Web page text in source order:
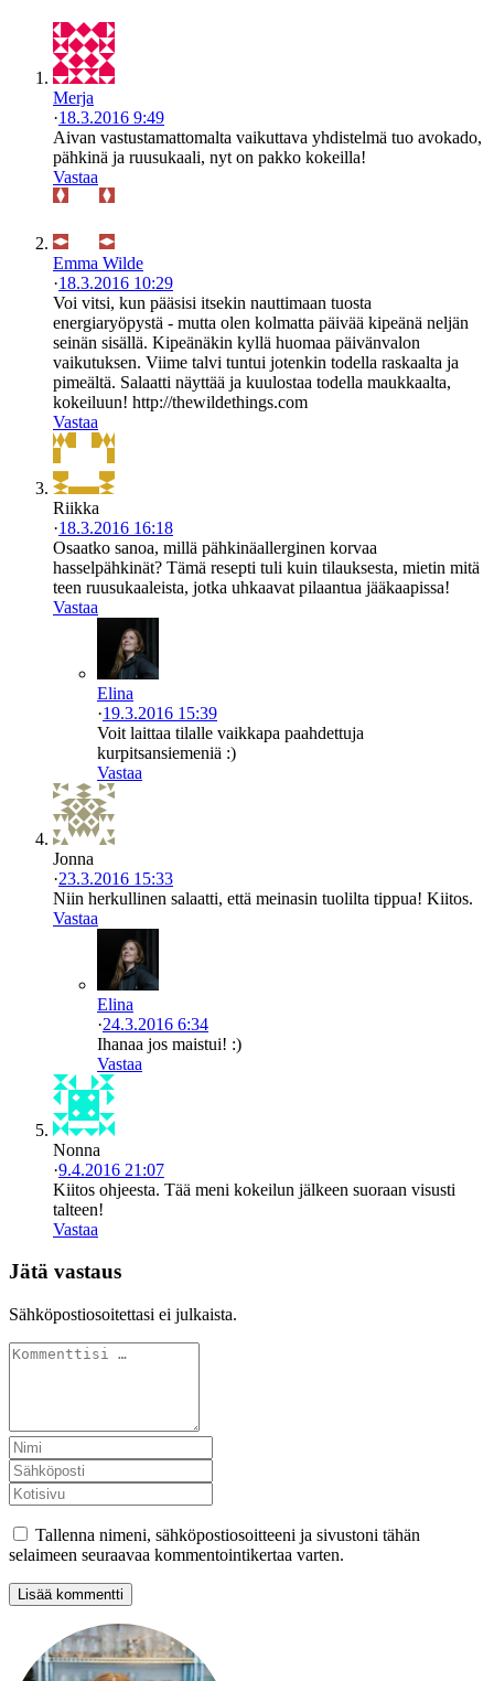
Merja
·18.3.2016 9:49
Aivan vastustamattomalta vaikuttava yhdistelmä tuo avokado,
pähkinä ja ruusukaali, nyt on pakko kokeilla!
Vastaa
Emma Wilde
·18.3.2016 10:29
Voi vitsi, kun pääsisi itsekin nauttimaan tuosta
energiaryöpystä - mutta olen kolmatta päivää kipeänä neljän
seinän sisällä. Kipeänäkin kyllä huomaa päivänvalon
vaikutuksen. Viime talvi tuntui jotenkin todella raskaalta ja
pimeältä. Salaatti näyttää ja kuulostaa todella maukkaalta,
kokeiluun! http://thewildethings.com
Vastaa
Riikka
·18.3.2016 16:18
Osaatko sanoa, millä pähkinäallerginen korvaa
hasselpähkinät? Tämä resepti tuli kuin tilauksesta, mietin mitä
teen ruusukaaleista, jotka uhkaavat pilaantua jääkaapissa!
Vastaa
Elina
·19.3.2016 15:39
Voit laittaa tilalle vaikkapa paahdettuja
kurpitsansiemeniä :)
Vastaa
Jonna
·23.3.2016 15:33
Niin herkullinen salaatti, että meinasin tuolilta tippua! Kiitos.
Vastaa
Elina
·24.3.2016 6:34
Ihanaa jos maistui! :)
Vastaa
Nonna
·9.4.2016 21:07
Kiitos ohjeesta. Tää meni kokeilun jälkeen suoraan visusti
talteen!
Vastaa
Jätä vastaus
Sähköpostiosoitettasi ei julkaista.
Tallenna nimeni, sähköpostiosoitteeni ja sivustoni tähän
selaimeen seuraavaa kommentointikertaa varten.